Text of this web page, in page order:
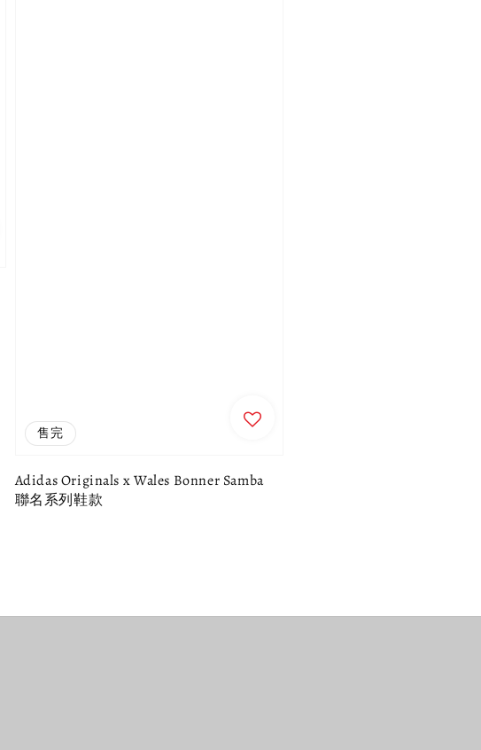
售完
Adidas Originals x Wales Bonner Samba
聯名系列鞋款